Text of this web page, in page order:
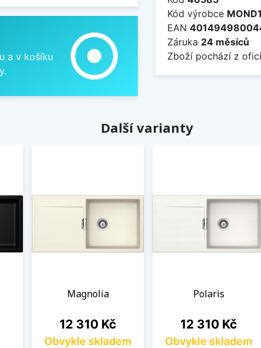
a v košíku
adjust
Kód výrobce
EAN
Záruka 24 měsíců
Zboží pochází z
Další varianty
Magnolia
Cena
12 310 Kč
Obvykle skladem
Polaris
Cena
12 310 Kč
Obvykle skladem